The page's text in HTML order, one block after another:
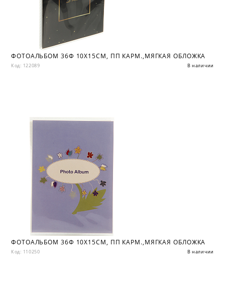
ФОТОАЛЬБОМ 36Ф 10X15СМ, ПП КАРМ.,МЯГКАЯ ОБЛОЖКА
Код: 122089 В наличии
ФОТОАЛЬБОМ 36Ф 10X15СМ, ПП КАРМ.,МЯГКАЯ ОБЛОЖКА
Код: 110250 В наличии